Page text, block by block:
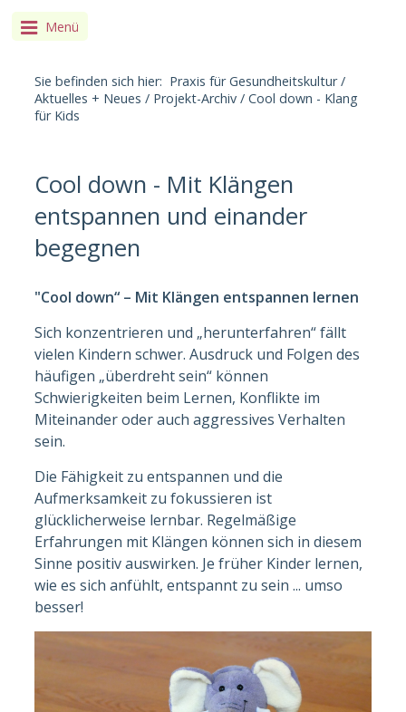
Menü
Sie befinden sich hier: Praxis für Gesundheitskultur /
Aktuelles + Neues / Projekt-Archiv / Cool down - Klang
für Kids
Cool down - Mit Klängen
entspannen und einander
begegnen
"Cool down“ – Mit Klängen entspannen lernen
Sich konzentrieren und „herunterfahren“ fällt
vielen Kindern schwer. Ausdruck und Folgen des
häufigen „überdreht sein“ können
Schwierigkeiten beim Lernen, Konflikte im
Miteinander oder auch aggressives Verhalten
sein.
Die Fähigkeit zu entspannen und die
Aufmerksamkeit zu fokussieren ist
glücklicherweise lernbar. Regelmäßige
Erfahrungen mit Klängen können sich in diesem
Sinne positiv auswirken. Je früher Kinder lernen,
wie es sich anfühlt, entspannt zu sein ... umso
besser!